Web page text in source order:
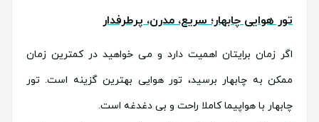
تور هوایی چابهار؛ سریع، مدرن، پرطرفدار
اگر زمان برایتان اهمیت دارد و می خواهید در کمترین زمان
ممکن به چابهار برسید، تور هوایی بهترین گزینه است. تور
چابهار با هواپیما کاملا راحت و بی دغدغه است.